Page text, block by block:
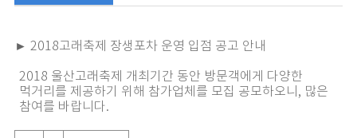
► 2018고래축제 장생포차 운영 입점 공고 안내
2018 울산고래축제 개최기간 동안 방문객에게 다양한
먹거리를 제공하기 위해 참가업체를 모집 공모하오니, 많은
참여를 바랍니다.